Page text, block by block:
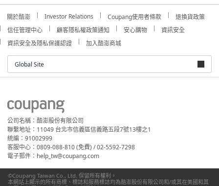
關於酷澎 Investor Relations Coupang使用者條款
退換貨政策
信任管理中心
顧客隱私權政策通知 安心購物
資訊安全
資訊安全及隱私保護認證
加入酷澎商城
Global Site
公司名稱：酷澎股份有限公司
聯繫地址：11049 台北市信義區信義路五段7號13樓之1
統編：91002999
客服中心：0809-088-810 (免費) / 02-5592-7298
電子郵件：help_tw@coupang.com
©Coupang Taiwan Co., Ltd. 保留所有權利。
本網站上顯示的所有商標、標誌和服務標誌均為酷澎股份有限公司和/或其在美國和其